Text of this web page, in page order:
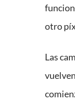
otro
Las